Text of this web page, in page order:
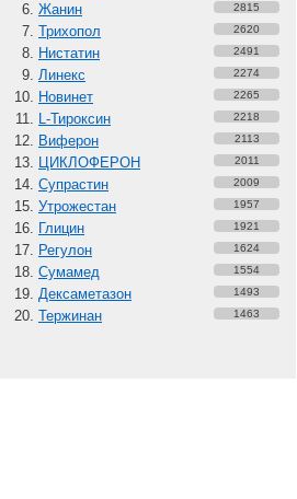
Жанин 2815
Трихопол 2620
Нистатин 2491
Линекс 2274
Новинет 2265
L-Тироксин 2218
Виферон 2113
ЦИКЛОФЕРОН 2011
Супрастин 2009
Утрожестан 1957
Глицин 1921
Регулон 1624
Сумамед 1554
Дексаметазон 1493
Тержинан 1463